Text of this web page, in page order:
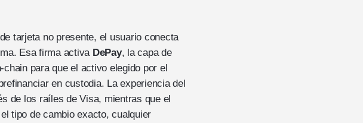
tarjeta no presente, el usuario conecta
Esa firma activa DePay, la capa de
para que el activo elegido por el
en custodia. La experiencia del
de los raíles de Visa, mientras que el
tipo de cambio exacto, cualquier